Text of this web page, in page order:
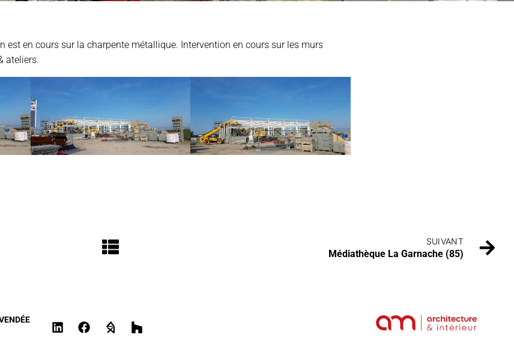
est en cours sur la charpente métallique. Intervention en cours sur les murs
ateliers.
SUIVANT
Médiathèque La Garnache (85)